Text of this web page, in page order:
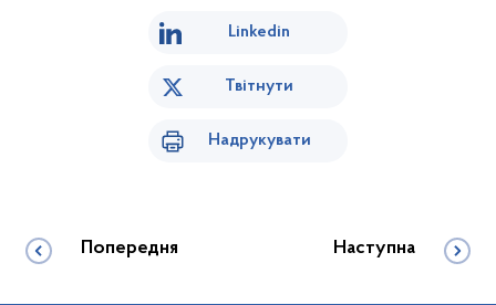
Linkedin
Твітнути
Надрукувати
Попередня Наступна